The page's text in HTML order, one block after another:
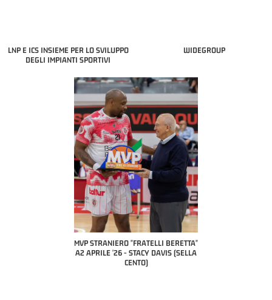
LNP E ICS INSIEME PER LO SVILUPPO
DEGLI IMPIANTI SPORTIVI
WIDEGROUP
"FRATELLI BERETTA"
'26 - STACY DAVIS (SELLA
MVP "FRATELLI BERETTA" SAMUEL
DILAS B NAZIONALE APRILE '26 -
MARCO RESTELLI (TAV TREVIGLIO